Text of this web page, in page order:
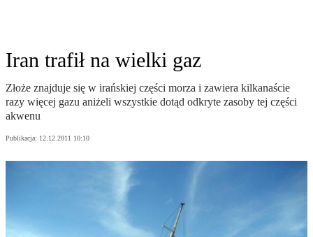
Iran trafił na wielki gaz
Złoże znajduje się w irańskiej części morza i zawiera kilkanaście
razy więcej gazu aniżeli wszystkie dotąd odkryte zasoby tej części
akwenu
Publikacja: 12.12.2011 10:10